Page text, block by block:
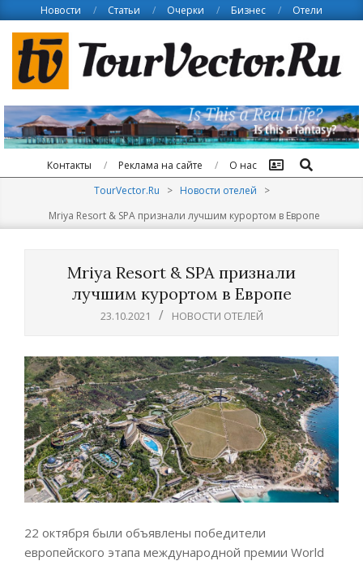
content
Новости Статьи Очерки Бизнес Отели
Контакты Реклама на сайте О нас Поиск
TourVector.Ru > Новости отелей
>
Mriya Resort & SPA признали лучшим курортом в Европе
Mriya Resort & SPA признали
лучшим курортом в Европе
23.10.2021 НОВОСТИ ОТЕЛЕЙ
22 октября были объявлены победители
европейского этапа международной премии World